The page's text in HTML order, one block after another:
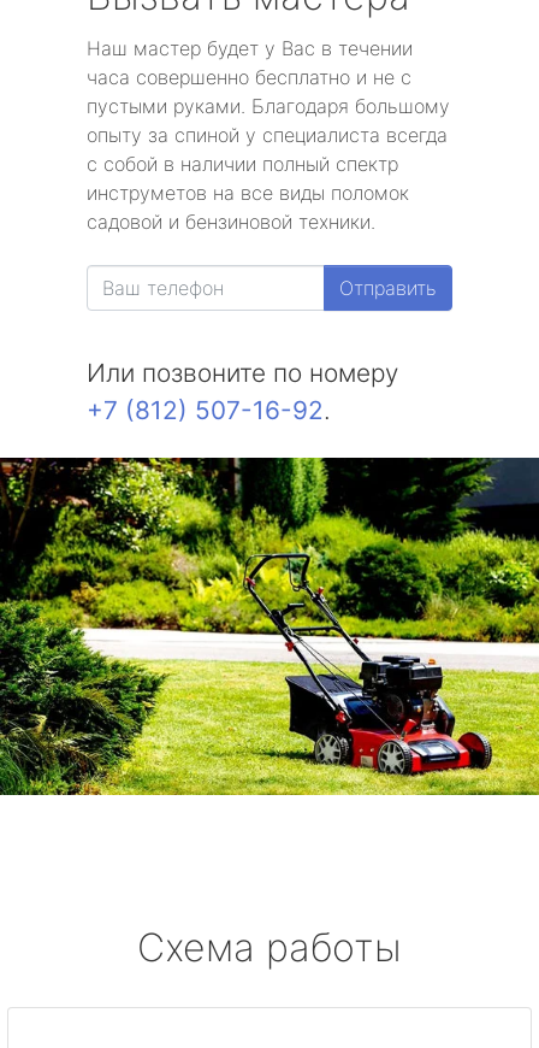
Наш мастер будет у Вас в течении
часа совершенно бесплатно и не с
пустыми руками. Благодаря большому
опыту за спиной у специалиста всегда
с собой в наличии полный спектр
инструметов на все виды поломок
садовой и бензиновой техники.
Отправить
Или позвоните по номеру
+7 (812) 507-16-92.
Схема работы